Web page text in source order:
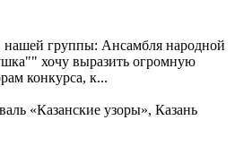
нашей группы: Ансамбля народной
хочу выразить огромную
конкурса, к...
«Казанские узоры», Казань